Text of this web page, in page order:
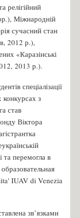
релігійний
Міжнародній
сучасний стан
2012 р.),
«Каразінські
2013 р.).
спеціалізації
конкурсах з
став
Віктора
та перемогла в
IUAV di Venezia
зв’язками